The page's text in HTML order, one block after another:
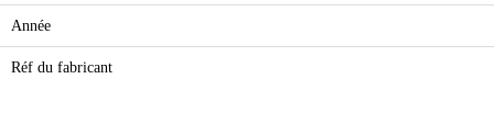
Année
Réf du fabricant